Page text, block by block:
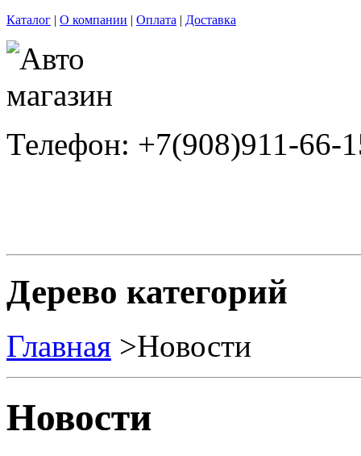
Каталог | О компании | Оплата | Доставка
Телефон: +7(908)911-66-
Дерево категорий
Главная >Новости
Новости